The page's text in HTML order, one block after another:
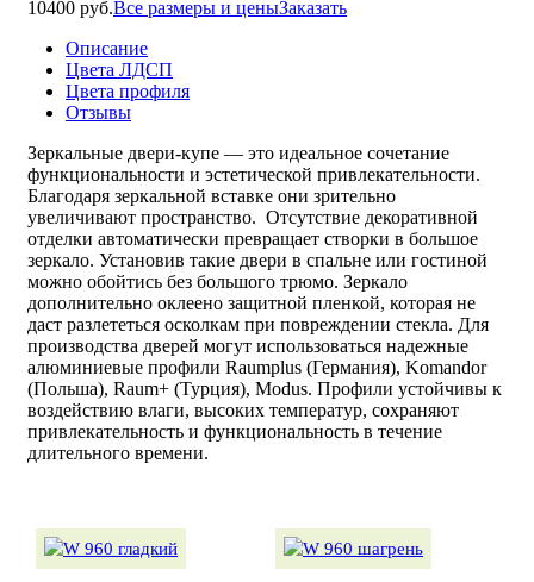
10400 руб.Все размеры и ценыЗаказать
Описание
Цвета ЛДСП
Цвета профиля
Отзывы
Зеркальные двери-купе — это идеальное сочетание
функциональности и эстетической привлекательности.
Благодаря зеркальной вставке они зрительно
увеличивают пространство. Отсутствие декоративной
отделки автоматически превращает створки в большое
зеркало. Установив такие двери в спальне или гостиной
можно обойтись без большого трюмо. Зеркало
дополнительно оклеено защитной пленкой, которая не
даст разлететься осколкам при повреждении стекла. Для
производства дверей могут использоваться надежные
алюминиевые профили Raumplus (Германия), Komandor
(Польша), Raum+ (Турция), Modus. Профили устойчивы к
воздействию влаги, высоких температур, сохраняют
привлекательность и функциональность в течение
длительного времени.